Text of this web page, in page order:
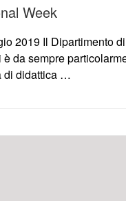
Week
2019 Il Dipartimento
è da sempre
di didattica …